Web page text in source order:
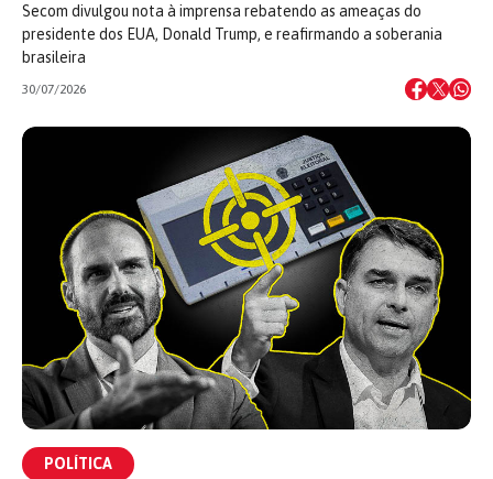
Secom divulgou nota à imprensa rebatendo as ameaças do
presidente dos EUA, Donald Trump, e reafirmando a soberania
brasileira
30/07/2026
POLÍTICA